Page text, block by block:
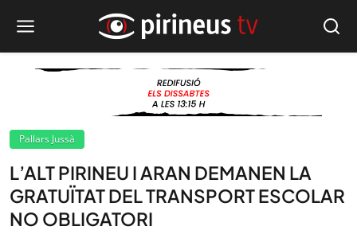
Pallars Jussà
L’ALT PIRINEU I ARAN DEMANEN LA
GRATUÏTAT DEL TRANSPORT ESCOLAR
NO OBLIGATORI